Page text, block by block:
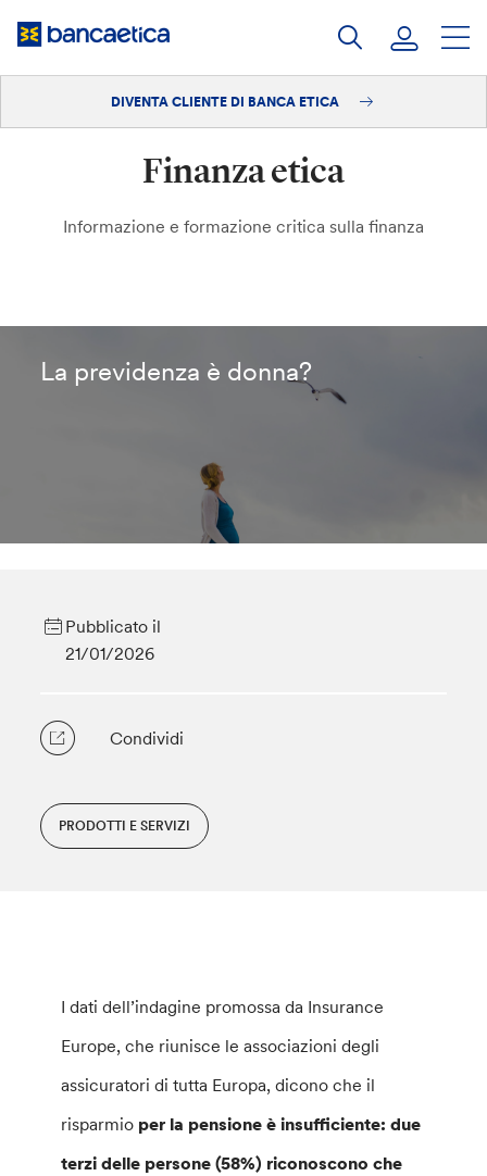
DIVENTA CLIENTE DI BANCA ETICA
Finanza etica
Informazione e formazione critica sulla finanza
La previdenza è donna?
Pubblicato il
21/01/2026
Condividi
PRODOTTI E SERVIZI
I dati dell’indagine promossa da Insurance
Europe, che riunisce le associazioni degli
assicuratori di tutta Europa, dicono che il
risparmio per la pensione è insufficiente: due
terzi delle persone (58%) riconoscono che